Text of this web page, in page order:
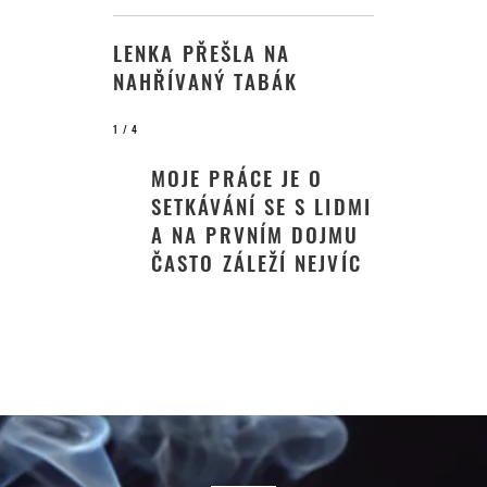
LENKA PŘEŠLA NA
NAHŘÍVANÝ TABÁK
1 / 4
MOJE PRÁCE JE O
SETKÁVÁNÍ SE S LIDMI
A NA PRVNÍM DOJMU
ČASTO ZÁLEŽÍ NEJVÍC